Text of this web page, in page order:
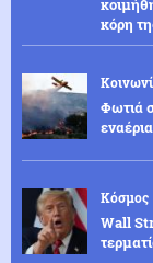
κόρη
Φωτιά
Κόσμος
Wall